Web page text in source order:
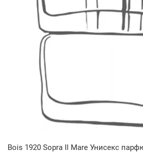
Bois 1920 Sopra Il Mare Унисекс